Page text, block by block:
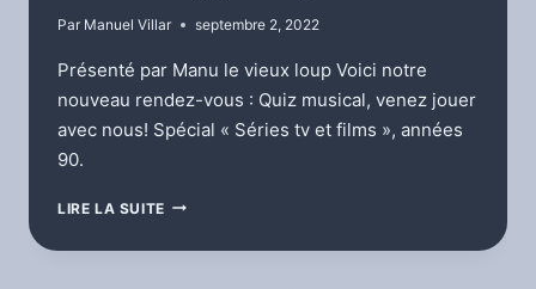
Par Manuel Villar septembre 2, 2022
Présenté par Manu le vieux loup Voici notre
nouveau rendez-vous : Quiz musical, venez jouer
avec nous! Spécial « Séries tv et films », années
90.
LIRE LA SUITE QUIZ
(SÉRIES